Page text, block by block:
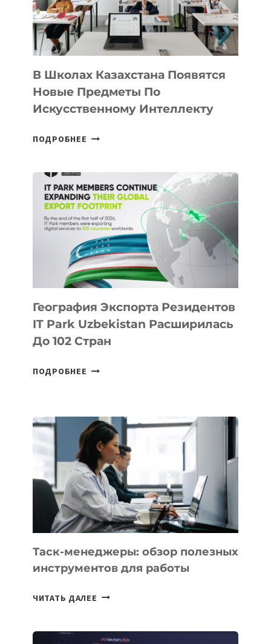
—
МЕЖДУНАРОДНУЮ
ПРОГРАММУ
ДЛЯ
ТЕХНОЛОГИЧЕСКИХ
В Школах Казахстана Появятся
Новые Предметы По
Искусственному Интеллекту
ПОДРОБНЕЕ
НОВЫЕ
ПРЕДМЕТЫ
ПО
ИСКУССТВЕННОМУ
ИНТЕЛЛЕКТУ
География Экспорта Резидентов
IT Park Uzbekistan Расширилась
До 102 Стран
ПОДРОБНЕЕ ГЕОГРАФИЯ
PARK
UZBEKISTAN
РАСШИРИЛАСЬ
ДО
102
СТРАН
Таск-менеджеры: обзор полезных
инструментов для работы
ЧИТАТЬ ДАЛЕЕ ТАСК-
ПОЛЕЗНЫХ